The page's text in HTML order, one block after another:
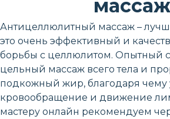
массаж
Антицеллюлитный массаж –
это очень эффективный и
борьбы с целлюлитом. Опытный
цельный массаж всего тела и
подкожный жир, благодаря чему
кровообращение и движение
мастеру онлайн рекомендуем